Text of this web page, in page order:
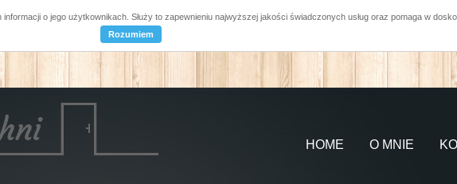
HOME O MNIE
o jego użytkownikach. Służy to zapewnieniu najwyższej jakości świadczonych usług oraz pomaga w
Rozumiem